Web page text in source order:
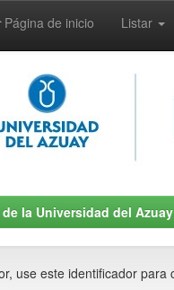
Página de inicio Listar
de la Universidad del Azuay
use este identificador para